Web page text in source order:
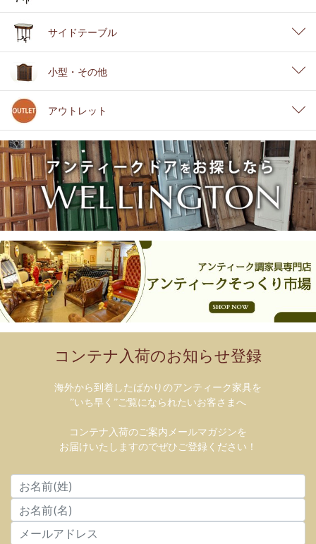
サイドテーブル
小型・その他
アウトレット
コンテナ入荷のお知らせ登録
海外から到着したばかりのアンティーク家具を
”いち早く”ご覧になられたいお客さまへ
コンテナ入荷のご案内メールマガジンを
お届けいたしますのでぜひご登録ください！